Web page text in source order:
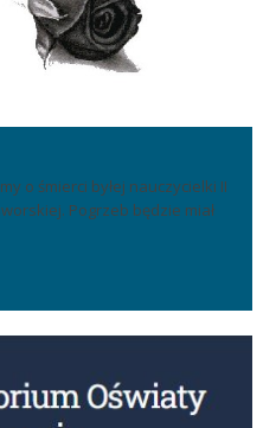
o śmierci byłej nauczycielki II
Pogrzeb będzie miał